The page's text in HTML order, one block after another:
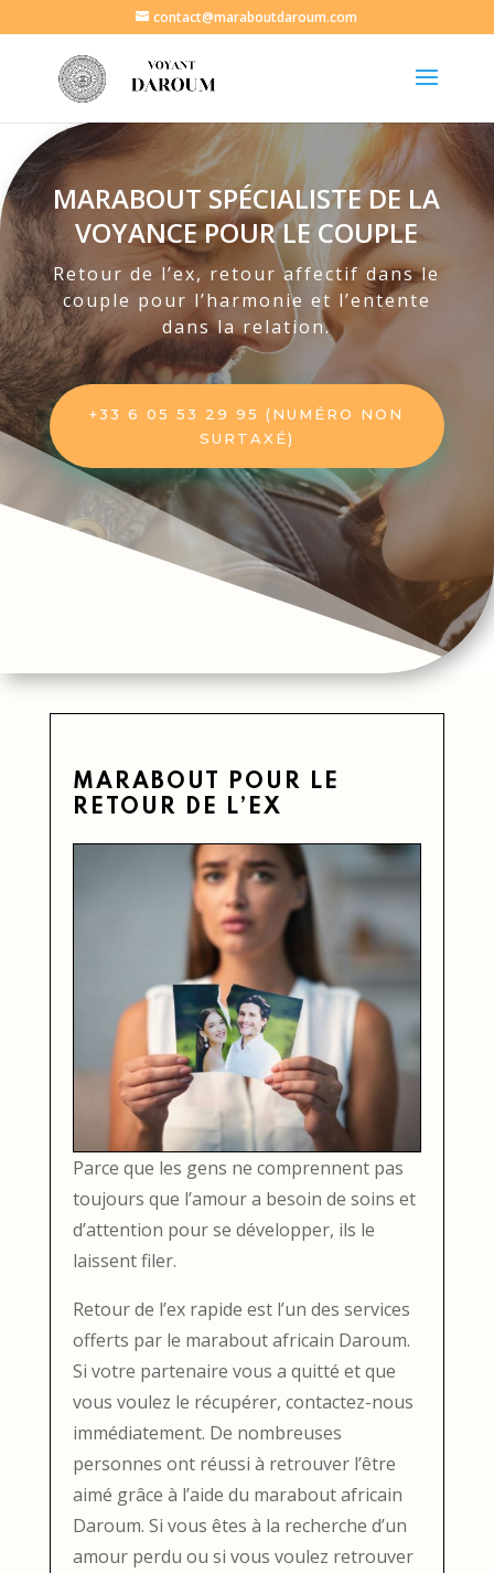
contact@maraboutdaroum.com
MARABOUT SPÉCIALISTE DE LA
VOYANCE POUR LE COUPLE
Retour de l’ex, retour affectif dans le
couple pour l’harmonie et l’entente
dans la relation.
+33 6 05 53 29 95 (NUMÉRO NON
SURTAXÉ)
MARABOUT POUR LE
RETOUR DE L’EX
Parce que les gens ne comprennent pas
toujours que l’amour a besoin de soins et
d’attention pour se développer, ils le
laissent filer.
Retour de l’ex rapide est l’un des services
offerts par le marabout africain Daroum.
Si votre partenaire vous a quitté et que
vous voulez le récupérer, contactez-nous
immédiatement. De nombreuses
personnes ont réussi à retrouver l’être
aimé grâce à l’aide du marabout africain
Daroum. Si vous êtes à la recherche d’un
amour perdu ou si vous voulez retrouver